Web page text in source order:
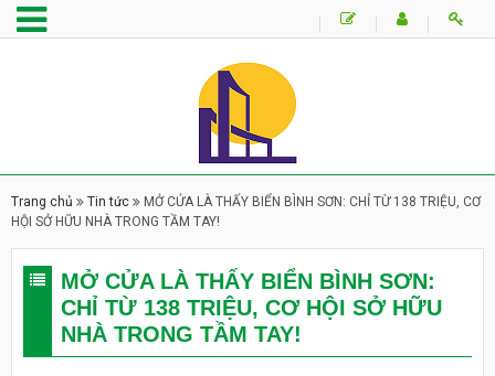
Trang chủ Tin tức
MỞ CỬA LÀ THẤY BIỂN BÌNH SƠN: CHỈ TỪ 138 TRIỆU, CƠ
HỘI SỞ HỮU NHÀ TRONG TẦM TAY!
MỞ CỬA LÀ THẤY BIỂN BÌNH SƠN:
CHỈ TỪ 138 TRIỆU, CƠ HỘI SỞ HỮU
NHÀ TRONG TẦM TAY!